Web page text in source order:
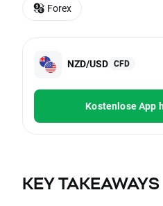
NZD/USD CFD
Kostenlose App
KEY TAKEAWAYS
Forex